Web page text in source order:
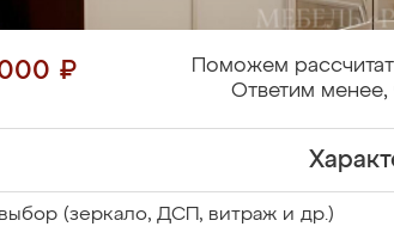
₽
Поможем
Ответим менее,
(зеркало, ДСП, витраж и др.)